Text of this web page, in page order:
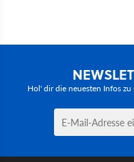
Hol' dir die neuesten Infos